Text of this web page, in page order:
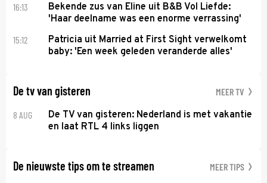
16:13
Bekende zus van Eline uit B&B Vol Liefde:
'Haar deelname was een enorme verrassing'
15:12
Patricia uit Married at First Sight verwelkomt
baby: 'Een week geleden veranderde alles'
De tv van gisteren MEER TV
8 AUG
De TV van gisteren: Nederland is met vakantie
en laat RTL 4 links liggen
De nieuwste tips om te streamen MEER TIPS